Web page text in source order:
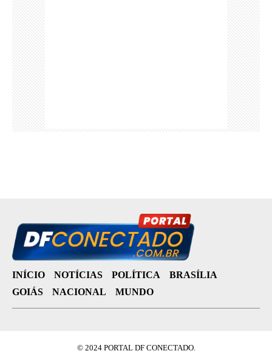
INÍCIO NOTÍCIAS POLÍTICA
BRASÍLIA
GOIÁS
NACIONAL MUNDO
© 2024 PORTAL DF CONECTADO.